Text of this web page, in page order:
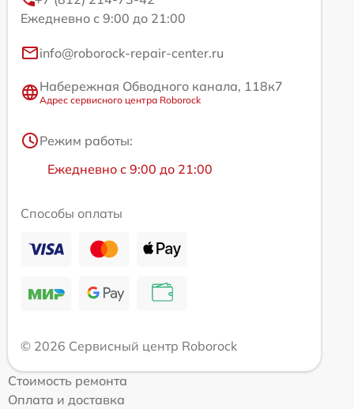
Ежедневно с 9:00 до 21:00
info@roborock-repair-center.ru
Набережная Обводного канала, 118к7
Адрес сервисного центра Roborock
Режим работы:
Ежедневно с 9:00 до 21:00
Способы оплаты
© 2026 Сервисный центр Roborock
Стоимость ремонта
Оплата и доставка